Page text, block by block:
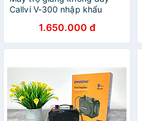
Callvi V-300 nhập khẩu
chính hãng1.650.000 đ